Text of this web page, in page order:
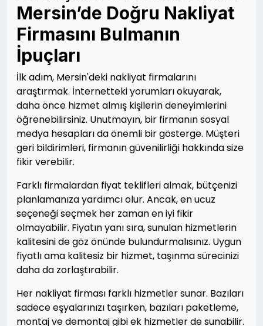
Mersin’de Doğru Nakliyat
Firmasını Bulmanın
İpuçları
İlk adım, Mersin'deki nakliyat firmalarını
araştırmak. İnternetteki yorumları okuyarak,
daha önce hizmet almış kişilerin deneyimlerini
öğrenebilirsiniz. Unutmayın, bir firmanın sosyal
medya hesapları da önemli bir gösterge. Müşteri
geri bildirimleri, firmanın güvenilirliği hakkında size
fikir verebilir.
Farklı firmalardan fiyat teklifleri almak, bütçenizi
planlamanıza yardımcı olur. Ancak, en ucuz
seçeneği seçmek her zaman en iyi fikir
olmayabilir. Fiyatın yanı sıra, sunulan hizmetlerin
kalitesini de göz önünde bulundurmalısınız. Uygun
fiyatlı ama kalitesiz bir hizmet, taşınma sürecinizi
daha da zorlaştırabilir.
Her nakliyat firması farklı hizmetler sunar. Bazıları
sadece eşyalarınızı taşırken, bazıları paketleme,
montaj ve demontaj gibi ek hizmetler de sunabilir.